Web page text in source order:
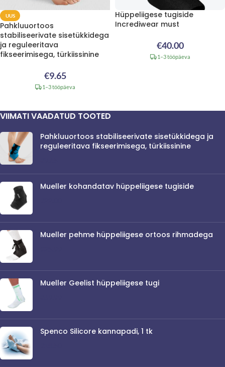
UUS
Pahkluuortoos
stabiliseerivate sisetükkidega
ja reguleeritava
fikseerimisega, türkiissinine
€9.65
1–3 tööpäeva
Hüppeliigese tugiside
Incrediwear must
€40.00
1–3 tööpäeva
VIIMATI VAADATUD TOOTED
Pahkluuortoos stabiliseerivate sisetükkidega ja
reguleeritava fikseerimisega, türkiissinine
Mueller kohandatav hüppeliigese tugiside
Mueller pehme hüppeliigese ortoos rihmadega
Mueller Geelist hüppeliigese tugi
Spenco Silicore kannapadi, 1 tk